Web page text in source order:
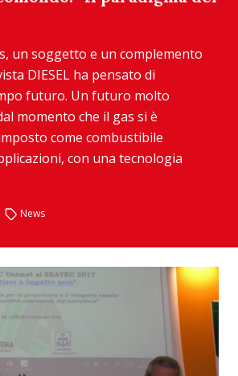
un soggetto e un complemento
DIESEL ha pensato di
futuro. Un futuro molto
momento che il gas si è
come combustibile
con una tecnologia
News